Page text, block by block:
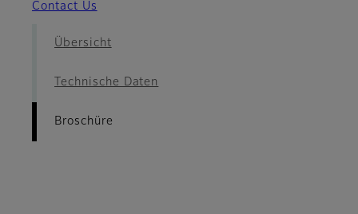
Contact Us
Übersicht
Technische Daten
Broschüre